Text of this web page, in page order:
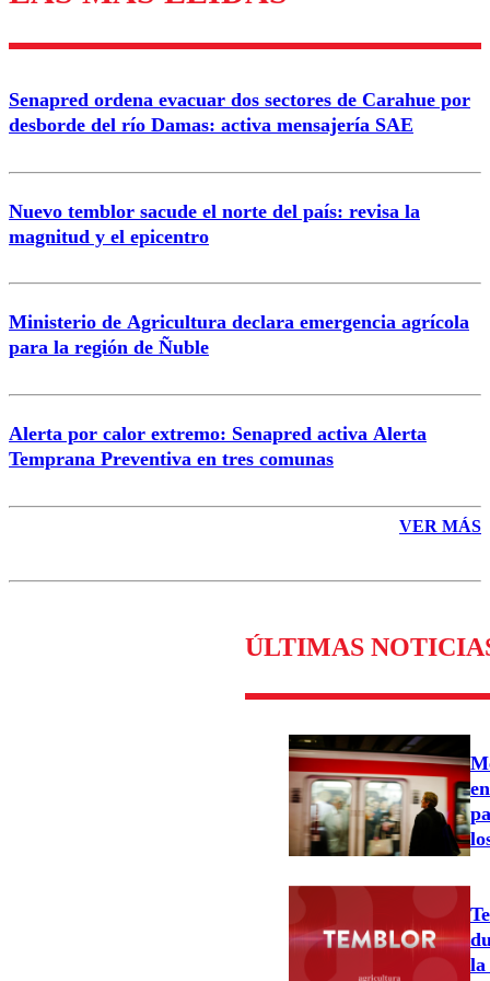
diálogo respetuoso.
Correo
Senapred ordena evacuar dos sectores de Carahue por
desborde del río Damas: activa mensajería SAE
Nuevo temblor sacude el norte del país: revisa la
magnitud y el epicentro
Ministerio de Agricultura declara emergencia agrícola
para la región de Ñuble
Alerta por calor extremo: Senapred activa Alerta
Temprana Preventiva en tres comunas
VER MÁS
ÚLTIMAS
la